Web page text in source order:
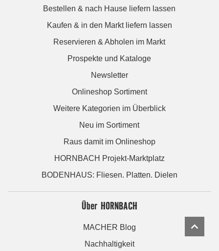
Bestellen & nach Hause liefern lassen
Kaufen & in den Markt liefern lassen
Reservieren & Abholen im Markt
Prospekte und Kataloge
Newsletter
Onlineshop Sortiment
Weitere Kategorien im Überblick
Neu im Sortiment
Raus damit im Onlineshop
HORNBACH Projekt-Marktplatz
BODENHAUS: Fliesen. Platten. Dielen
Über HORNBACH
MACHER Blog
Nachhaltigkeit